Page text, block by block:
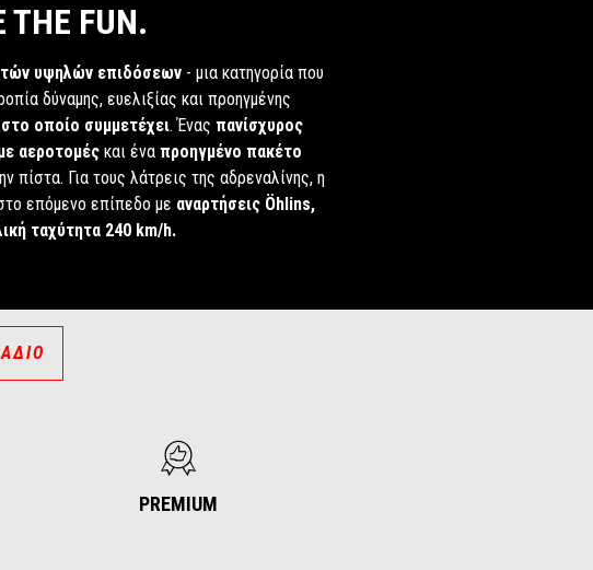
THE FUN.
υψηλών επιδόσεων - μια κατηγορία που
δύναμης, ευελιξίας και προηγμένης
οποίο συμμετέχει. Ένας πανίσχυρος
αεροτομέςκαι ένα προηγμένο πακέτο
πίστα. Για τους λάτρεις της αδρεναλίνης, η
επόμενο επίπεδο με αναρτήσεις Öhlins,
ταχύτητα 240 km/h.
PREMIUM